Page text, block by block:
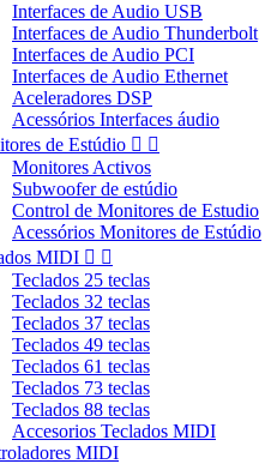
Interfaces de Audio USB
Interfaces de Audio Thunderbolt
Interfaces de Audio PCI
Interfaces de Audio Ethernet
Aceleradores DSP
Acessórios Interfaces áudio
de Estúdio  
Monitores Activos
Subwoofer de estúdio
Control de Monitores de Estudio
Acessórios Monitores de Estúdio
MIDI  
Teclados 25 teclas
Teclados 32 teclas
Teclados 37 teclas
Teclados 49 teclas
Teclados 61 teclas
Teclados 73 teclas
Teclados 88 teclas
Accesorios Teclados MIDI
MIDI